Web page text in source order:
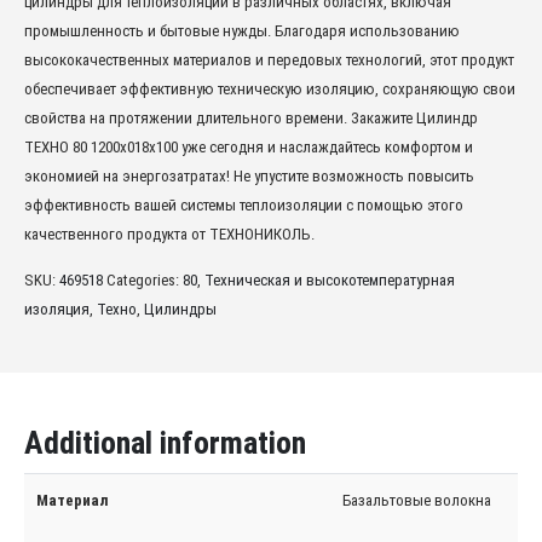
промышленность и бытовые нужды. Благодаря использованию
высококачественных материалов и передовых технологий, этот продукт
обеспечивает эффективную техническую изоляцию, сохраняющую свои
свойства на протяжении длительного времени. Закажите Цилиндр
ТЕХНО 80 1200x018x100 уже сегодня и наслаждайтесь комфортом и
экономией на энергозатратах! Не упустите возможность повысить
эффективность вашей системы теплоизоляции с помощью этого
качественного продукта от ТЕХНОНИКОЛЬ.
SKU: 469518 Categories: 80 Техническая и высокотемпературная
изоляция Техно Цилиндры
Additional information
Материал Базальтовые волокна